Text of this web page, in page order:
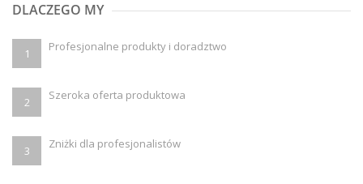
DLACZEGO MY
1 Profesjonalne produkty i doradztwo
2 Szeroka oferta produktowa
3 Zniżki dla profesjonalistów